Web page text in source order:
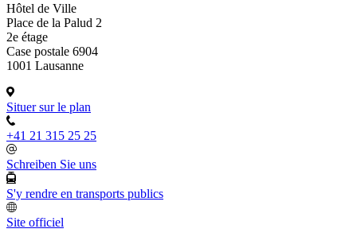
Hôtel de Ville
Place de la Palud 2
2e étage
Case postale 6904
1001 Lausanne
Situer sur le plan
+41 21 315 25 25
Schreiben Sie uns
S'y rendre en transports publics
Site officiel